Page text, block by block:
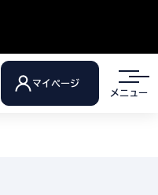
マイページ
メニュー